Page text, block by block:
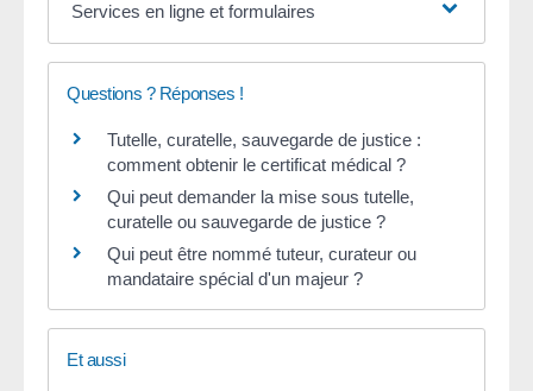
Services en ligne et formulaires
Questions ? Réponses !
Tutelle, curatelle, sauvegarde de justice :
comment obtenir le certificat médical ?
Qui peut demander la mise sous tutelle,
curatelle ou sauvegarde de justice ?
Qui peut être nommé tuteur, curateur ou
mandataire spécial d'un majeur ?
Et aussi